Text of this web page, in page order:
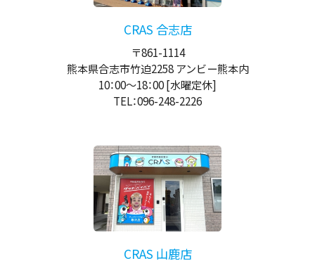
CRAS 合志店
〒861-1114
熊本県合志市竹迫2258 アンビー熊本内
10：00～18：00[水曜定休]
TEL：096-248-2226
CRAS 山鹿店